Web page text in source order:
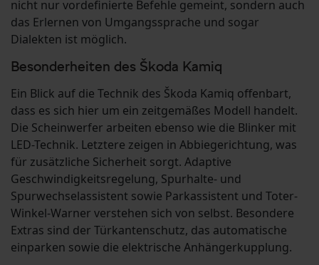
nicht nur vordefinierte Befehle gemeint, sondern auch
das Erlernen von Umgangssprache und sogar
Dialekten ist möglich.
Besonderheiten des Škoda Kamiq
Ein Blick auf die Technik des Škoda Kamiq offenbart,
dass es sich hier um ein zeitgemäßes Modell handelt.
Die Scheinwerfer arbeiten ebenso wie die Blinker mit
LED-Technik. Letztere zeigen in Abbiegerichtung, was
für zusätzliche Sicherheit sorgt. Adaptive
Geschwindigkeitsregelung, Spurhalte- und
Spurwechselassistent sowie Parkassistent und Toter-
Winkel-Warner verstehen sich von selbst. Besondere
Extras sind der Türkantenschutz, das automatische
einparken sowie die elektrische Anhängerkupplung.